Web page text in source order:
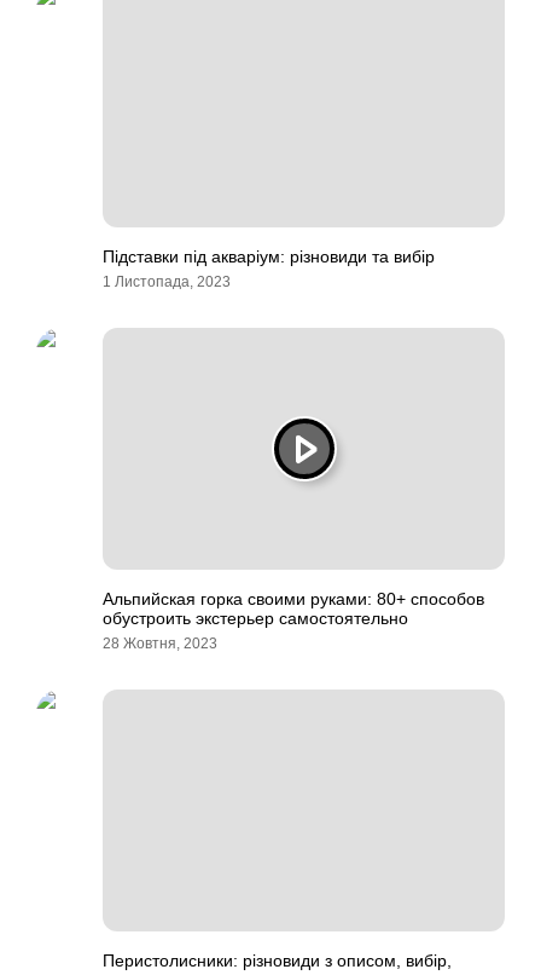
Підставки під акваріум: різновиди та вибір
1 Листопада, 2023
Альпийская горка своими руками: 80+ способов
обустроить экстерьер самостоятельно
28 Жовтня, 2023
Перистолисники: різновиди з описом, вибір,